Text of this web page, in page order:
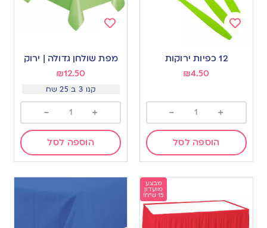
Add
12 כפיות ירוקות
₪4.50
+
-
הוספה לסל
to
מפת שולחן גדולה | ירוק
₪12.50
קנו 3 ב 25 שח
+
-
הוספה לסל
מבצע
מועדון
15 ש"ח!